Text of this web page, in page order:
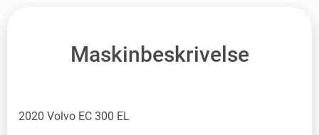
Maskinbeskrivelse
2020 Volvo EC 300 EL